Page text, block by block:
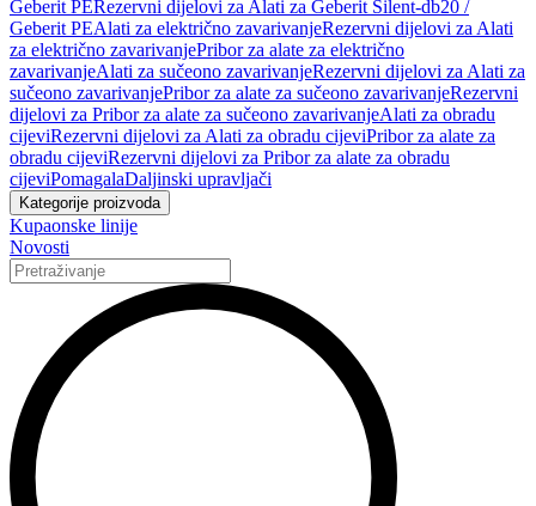
Geberit PERezervni dijelovi za Alati za Geberit Silent-db20 /
Geberit PEAlati za električno zavarivanjeRezervni dijelovi za Alati
za električno zavarivanjePribor za alate za električno
zavarivanjeAlati za sučeono zavarivanjeRezervni dijelovi za Alati za
sučeono zavarivanjePribor za alate za sučeono zavarivanjeRezervni
dijelovi za Pribor za alate za sučeono zavarivanjeAlati za obradu
cijeviRezervni dijelovi za Alati za obradu cijeviPribor za alate za
obradu cijeviRezervni dijelovi za Pribor za alate za obradu
cijeviPomagalaDaljinski upravljači
Kategorije proizvoda
Kupaonske linije
Novosti